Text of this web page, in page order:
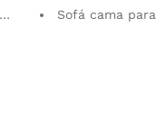
Sofá cama para 1 persona